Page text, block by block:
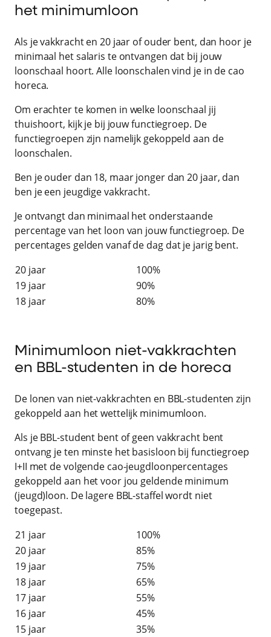
het minimumloon
Als je vakkracht en 20 jaar of ouder bent, dan hoor je
minimaal het salaris te ontvangen dat bij jouw
loonschaal hoort. Alle loonschalen vind je in de cao
horeca.
Om erachter te komen in welke loonschaal jij
thuishoort, kijk je bij jouw functiegroep. De
functiegroepen zijn namelijk gekoppeld aan de
loonschalen.
Ben je ouder dan 18, maar jonger dan 20 jaar, dan
ben je een jeugdige vakkracht.
Je ontvangt dan minimaal het onderstaande
percentage van het loon van jouw functiegroep. De
percentages gelden vanaf de dag dat je jarig bent.
20 jaar
100%
19 jaar
90%
18 jaar
80%
Minimumloon niet-vakkrachten
en BBL-studenten in de horeca
De lonen van niet-vakkrachten en BBL-studenten zijn
gekoppeld aan het wettelijk minimumloon.
Als je BBL-student bent of geen vakkracht bent
ontvang je ten minste het basisloon bij functiegroep
I+II met de volgende cao-jeugdloonpercentages
gekoppeld aan het voor jou geldende minimum
(jeugd)loon. De lagere BBL-staffel wordt niet
toegepast.
21 jaar
100%
20 jaar
85%
19 jaar
75%
18 jaar
65%
17 jaar
55%
16 jaar
45%
15 jaar
35%